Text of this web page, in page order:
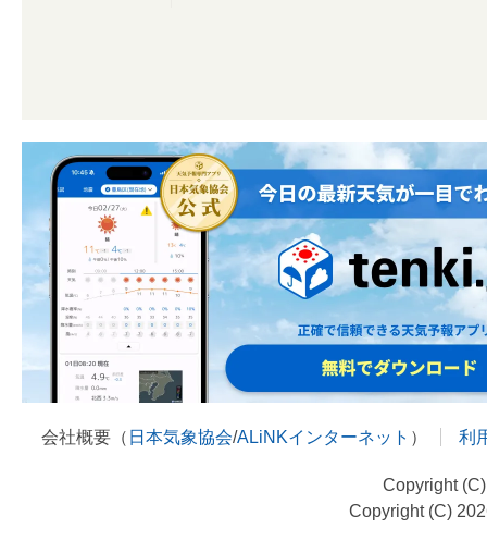
会社概要（ 日本気象協会/ALiNKインターネット ） 利
Copyright
Copyright (C)